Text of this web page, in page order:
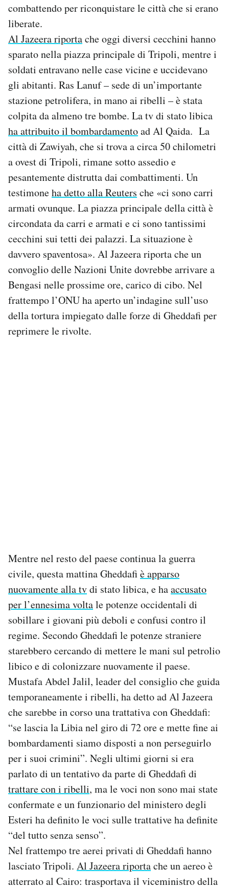
combattendo per riconquistare le città che si erano
liberate.
Al Jazeera riportache oggi diversi cecchini hanno
sparato nella piazza principale di Tripoli, mentre i
soldati entravano nelle case vicine e uccidevano
gli abitanti. Ras Lanuf – sede di un’importante
stazione petrolifera, in mano ai ribelli – è stata
colpita da almeno tre bombe. La tv di stato libica
ha attribuito il bombardamentoad Al Qaida. La
città di Zawiyah, che si trova a circa 50 chilometri
a ovest di Tripoli, rimane sotto assedio e
pesantemente distrutta dai combattimenti. Un
testimoneha detto alla Reuters che «ci sono carri
armati ovunque. La piazza principale della città è
circondata da carri e armati e ci sono tantissimi
cecchini sui tetti dei palazzi. La situazione è
davvero spaventosa». Al Jazeera riporta che un
convoglio delle Nazioni Unite dovrebbe arrivare a
Bengasi nelle prossime ore, carico di cibo. Nel
frattempo l’ONU ha aperto un’indagine sull’uso
della tortura impiegato dalle forze di Gheddafi per
reprimere le rivolte.
Mentre nel resto del paese continua la guerra
civile, questa mattina Gheddafiè apparso
nuovamente alla tvdi stato libica, e haaccusato
per l’ennesima voltale potenze occidentali di
sobillare i giovani più deboli e confusi contro il
regime. Secondo Gheddafi le potenze straniere
starebbero cercando di mettere le mani sul petrolio
libico e di colonizzare nuovamente il paese.
Mustafa Abdel Jalil, leader del consiglio che guida
temporaneamente i ribelli, ha detto ad Al Jazeera
che sarebbe in corso una trattativa con Gheddafi:
“se lascia la Libia nel giro di 72 ore e mette fine ai
bombardamenti siamo disposti a non perseguirlo
per i suoi crimini”. Negli ultimi giorni si era
parlato di un tentativo da parte di Gheddafi di
trattare con i ribelli, ma le voci non sono mai state
confermate e un funzionario del ministero degli
Esteri ha definito le voci sulle trattative ha definite
“del tutto senza senso”.
Nel frattempo tre aerei privati di Gheddafi hanno
lasciato Tripoli. Al Jazeera riportache un aereo è
atterrato al Cairo: trasportava il viceministro della